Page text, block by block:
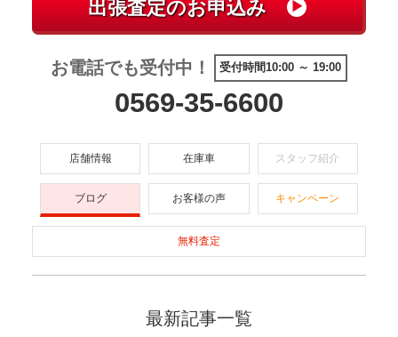
お電話でも受付中！ 受付時間10:00 ～ 19:00
0569-35-6600
店舗情報 在庫車 スタッフ紹介
ブログ お客様の声 キャンペーン
無料査定
最新記事一覧